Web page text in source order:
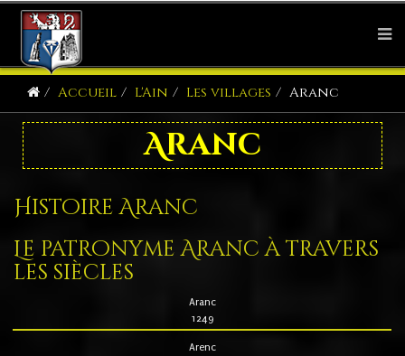
Accueil L'Ain Les villages Aranc
Aranc
Histoire Aranc
Le patronyme Aranc à travers
les siècles
Aranc
1249
Arenc